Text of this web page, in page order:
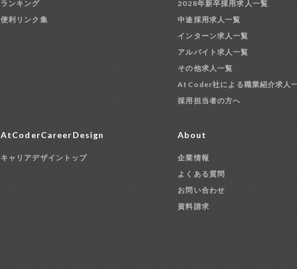
ランキング
便利リンク集
2028年新卒採用求人一覧
中途採用求人一覧
インターン求人一覧
アルバイト求人一覧
その他求人一覧
AtCoder社による職業紹介求人
採用担当者の方へ
AtCoderCareerDesign
キャリアデザイントップ
About
企業情報
よくある質問
お問い合わせ
資料請求